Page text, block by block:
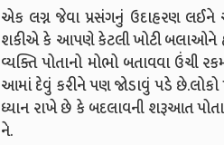
એક લગ્ન જેવા પ્રસંગનું ઉદાહરણ
શકીએ કે આપણે કેટલી ખોટી બલાઓને
વ્યક્તિ પોતાનો મોભો બતાવવા ઉંચી
આમાં દેવું કરીને પણ જોડાવું પડે
ધ્યાન રાખે છે કે બદલાવની શરૂઆત
ને.